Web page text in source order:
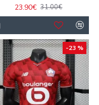
23.90€ 31.00€
-23 %